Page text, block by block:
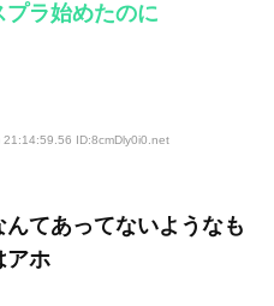
ラ始めたのに
ID:8cmDly0i0.net
てあってないようなも
アホ